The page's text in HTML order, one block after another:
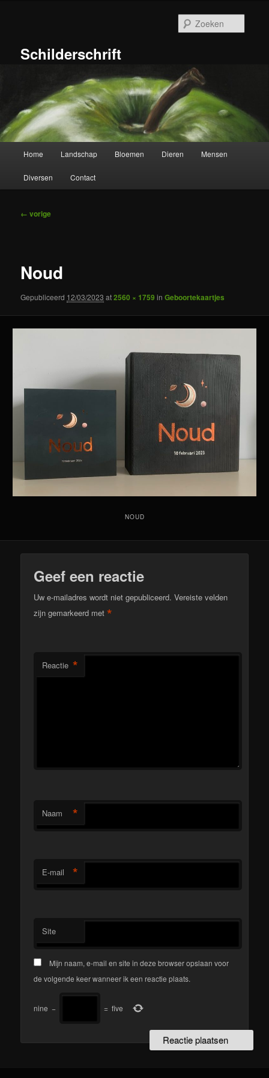
inhoudSchilderschrift
Home Landschap Bloemen Dieren Mensen
Diversen Contact
Afbeeldingsnavigatie
← vorige
Noud
Gepubliceerd 12/03/2023 at2560 × 1759 inGeboortekaartjes
NOUD
Geef een reactie
Uw e-mailadres wordt niet gepubliceerd. Vereiste velden
zijn gemarkeerd met*
Reactie *
Naam *
E-mail *
Site
Mijn naam, e-mail en site in deze browser opslaan voor
de volgende keer wanneer ik een reactie plaats.
nine − = five